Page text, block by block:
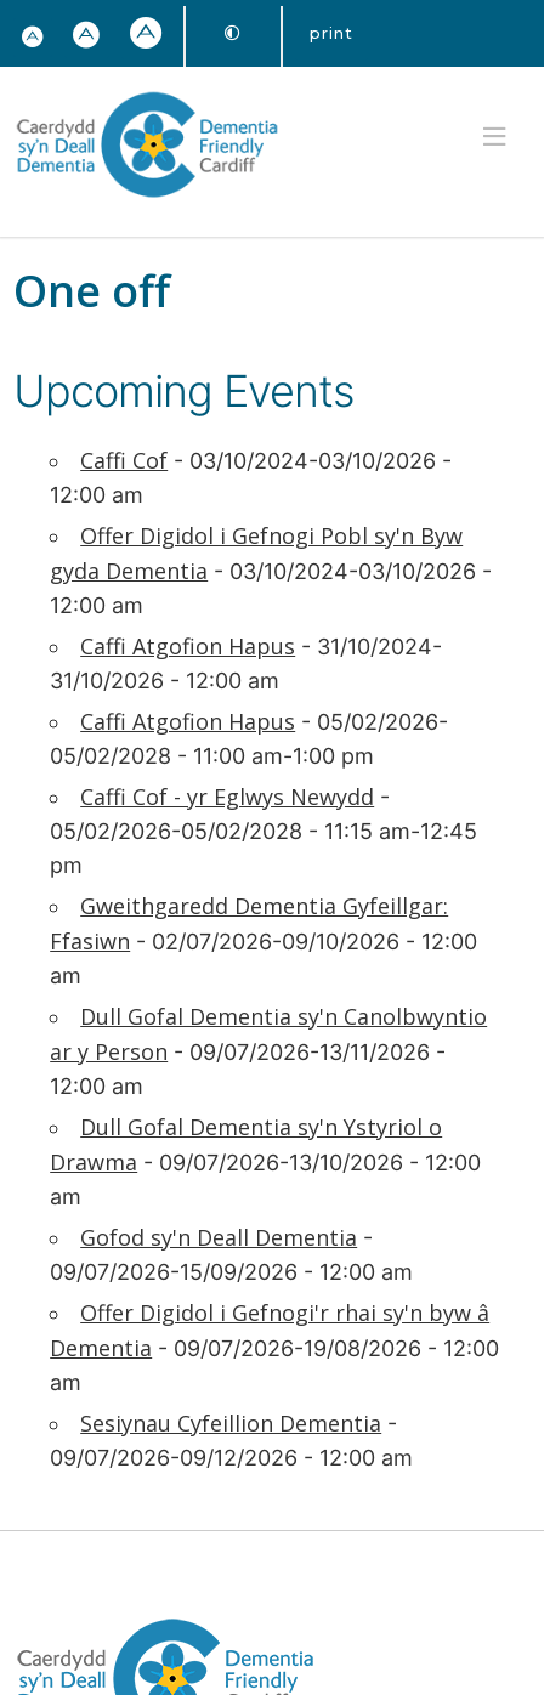
print
One off
Upcoming Events
Caffi Cof - 03/10/2024-03/10/2026 -
12:00 am
Offer Digidol i Gefnogi Pobl sy'n Byw
gyda Dementia - 03/10/2024-03/10/2026 -
12:00 am
Caffi Atgofion Hapus - 31/10/2024-
31/10/2026 - 12:00 am
Caffi Atgofion Hapus - 05/02/2026-
05/02/2028 - 11:00 am-1:00 pm
Caffi Cof - yr Eglwys Newydd -
05/02/2026-05/02/2028 - 11:15 am-12:45
pm
Gweithgaredd Dementia Gyfeillgar:
Ffasiwn - 02/07/2026-09/10/2026 - 12:00
am
Dull Gofal Dementia sy'n Canolbwyntio
ar y Person - 09/07/2026-13/11/2026 -
12:00 am
Dull Gofal Dementia sy'n Ystyriol o
Drawma - 09/07/2026-13/10/2026 - 12:00
am
Gofod sy'n Deall Dementia -
09/07/2026-15/09/2026 - 12:00 am
Offer Digidol i Gefnogi'r rhai sy'n byw â
Dementia - 09/07/2026-19/08/2026 - 12:00
am
Sesiynau Cyfeillion Dementia -
09/07/2026-09/12/2026 - 12:00 am